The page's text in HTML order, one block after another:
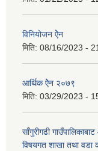
विनियोजन ऐेन
मिति: 08/16/2023 -
आर्थिक ऐेन २०७९
मिति: 03/29/2023 -
साँगुरीगढी
विषयगत शाखा तथा वडा